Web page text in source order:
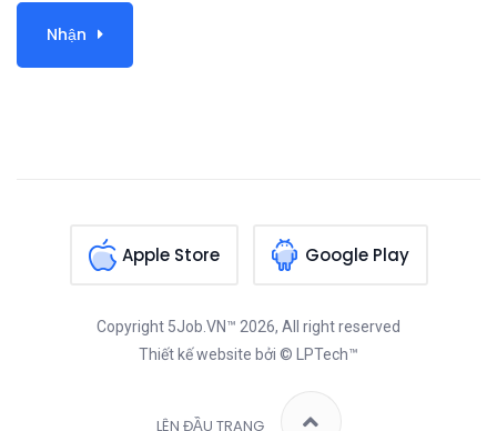
Nhận
Apple Store Google Play
Copyright 5Job.VN™ 2026, All right reserved
Thiết kế website bởi © LPTech™
LÊN ĐẦU TRANG